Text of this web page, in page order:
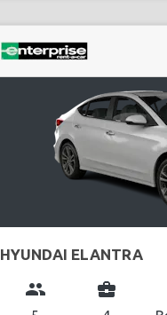
HYUNDAI ELANTRA
group business_center